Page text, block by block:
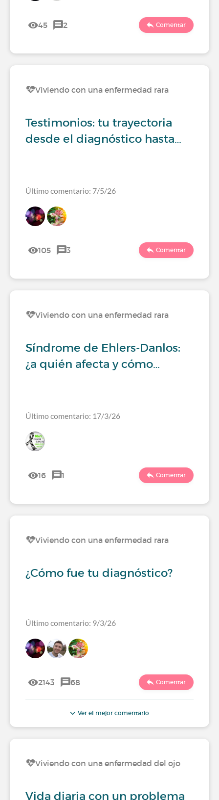
45 2 Comentar
Viviendo con una enfermedad rara
Testimonios: tu trayectoria
desde el diagnóstico hasta…
Último comentario: 7/5/26
105 3 Comentar
Viviendo con una enfermedad rara
Síndrome de Ehlers-Danlos:
¿a quién afecta y cómo…
Último comentario: 17/3/26
16 1 Comentar
Viviendo con una enfermedad rara
¿Cómo fue tu diagnóstico?
Último comentario: 9/3/26
2143 68 Comentar
Ver el mejor comentario
Viviendo con una enfermedad del ojo
Vida diaria con un problema